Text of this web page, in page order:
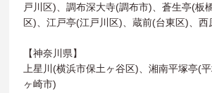
戸川区)、調布深大寺(調布市)、蒼生亭(板
区)、江戸亭(江戸川区)、蔵前(台東区)、西
【神奈川県】
上星川(横浜市保土ヶ谷区)、湘南平塚亭(
ヶ崎市)